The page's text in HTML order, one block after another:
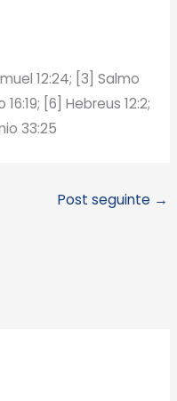
12:24; [3] Salmo
16:19; [6] Hebreus 12:2;
33:25
Post seguinte →